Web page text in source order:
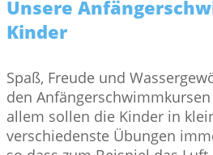
Unsere
Kinder
Spaß, Freude und
den
allem sollen die Kinder in
verschiedenste Übungen